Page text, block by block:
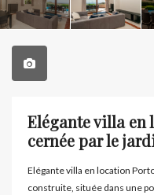
Elégante villa
cernée par le
Elégante villa en location
construite, située dans une